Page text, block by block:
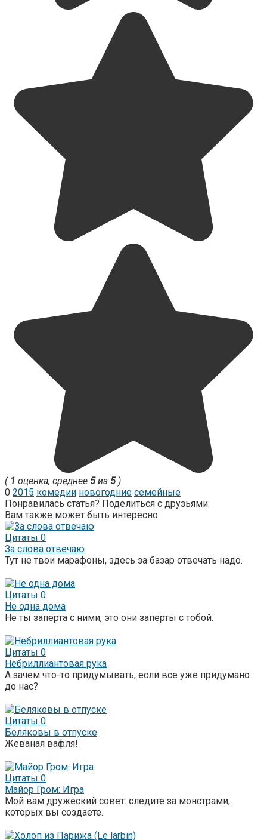
( 1 оценка, среднее 5из 5)
0 2015 комедии новогодние семейные
Понравилась статья? Поделиться с друзьями:
Вам также может быть интересно
Цитаты 0
За слова отвечаю
Тут не твои марафоны, здесь за базар отвечать надо.
Цитаты 0
Не одна дома
Не ты заперта с ними, это они заперты с тобой.
Цитаты 0
Небриллиантовая рука
А зачем что-то придумывать, если все уже придумано
до нас?
Цитаты 0
Беляковы в отпуске
Жеваная вафля!
Цитаты 0
Майор Гром: Игра
Мой вам дружеский совет: следите за монстрами,
которых вы создаете.